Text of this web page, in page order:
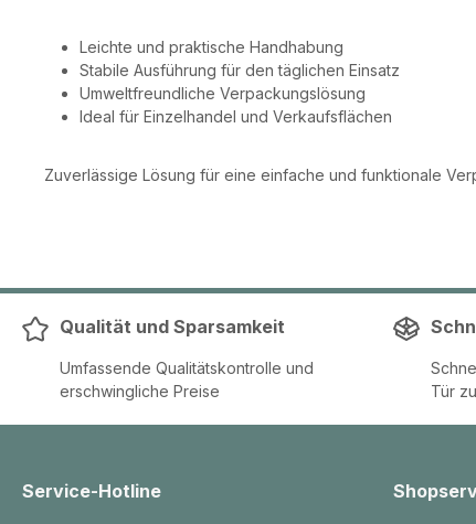
Leichte und praktische Handhabung
Stabile Ausführung für den täglichen Einsatz
Umweltfreundliche Verpackungslösung
Ideal für Einzelhandel und Verkaufsflächen
Zuverlässige Lösung für eine einfache und funktionale
Qualität und Sparsamkeit
Umfassende Qualitätskontrolle und
erschwingliche Preise
Tür
Service-Hotline